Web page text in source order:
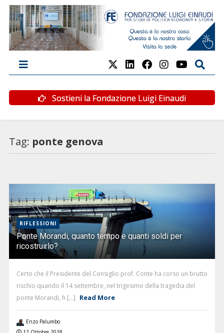
Sostieni la Fondazione Luigi Einaudi
Tag: ponte genova
RIFLESSIONI
Ponte Morandi, quanto tempo e quanti soldi per
ricostruirlo?
Certo che il Presidente del Consiglio prof. Conte ha corso un brutto
rischio quando il 14 settembre, nel trigesimo della tragedia del
ponte Morandi, h [...] Read More
Enzo Palumbo